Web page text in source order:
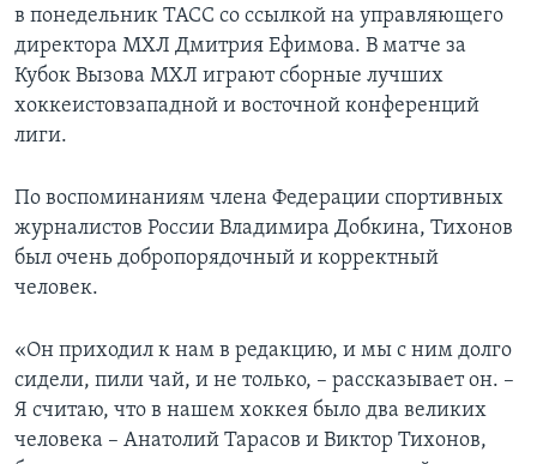
в понедельник ТАСС со ссылкой на управляющего
директора МХЛ Дмитрия Ефимова. В матче за
Кубок Вызова МХЛ играют сборные лучших
хоккеистовзападной и восточной конференций
лиги.
По воспоминаниям члена Федерации спортивных
журналистов России Владимира Добкина, Тихонов
был очень добропорядочный и корректный
человек.
«Он приходил к нам в редакцию, и мы с ним долго
сидели, пили чай, и не только, – рассказывает он. –
Я считаю, что в нашем хоккея было два великих
человека – Анатолий Тарасов и Виктор Тихонов,